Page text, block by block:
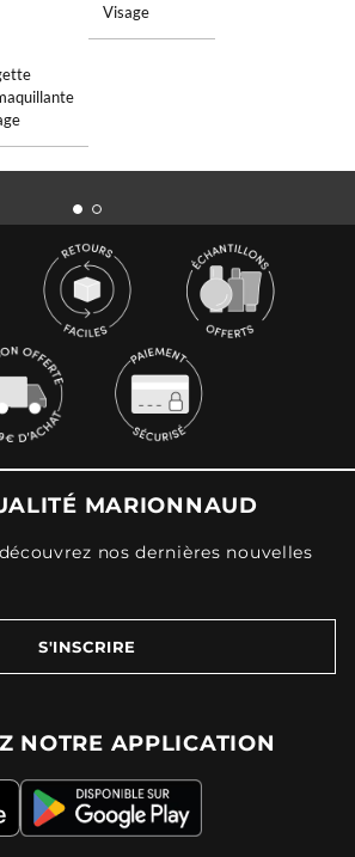
Visage
MARIONNAUD
nos dernières nouvelles
S'INSCRIRE
NOTRE APPLICATION